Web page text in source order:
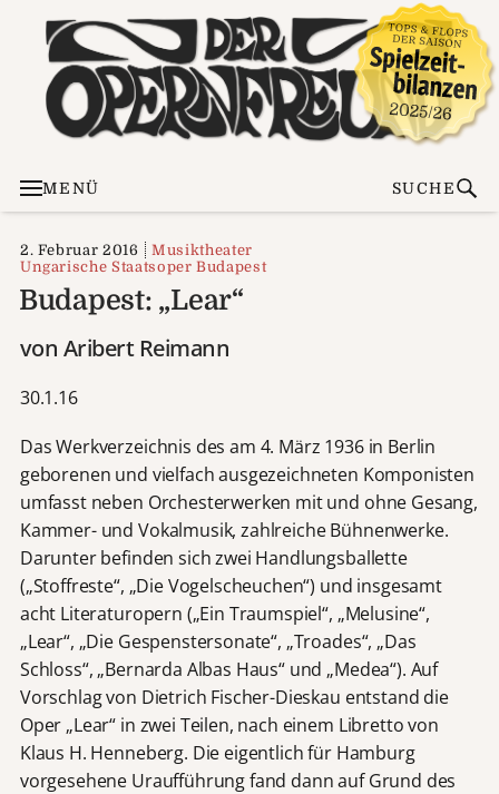
MENÜ SUCHE
2. Februar 2016
Musiktheater
Ungarische Staatsoper Budapest
Budapest: „Lear“
von Aribert Reimann
30.1.16
Das Werkverzeichnis des am 4. März 1936 in Berlin
geborenen und vielfach ausgezeichneten Komponisten
umfasst neben Orchesterwerken mit und ohne Gesang,
Kammer- und Vokalmusik, zahlreiche Bühnenwerke.
Darunter befinden sich zwei Handlungsballette
(„Stoffreste“, „Die Vogelscheuchen“) und insgesamt
acht Literaturopern („Ein Traumspiel“, „Melusine“,
„Lear“, „Die Gespenstersonate“, „Troades“, „Das
Schloss“, „Bernarda Albas Haus“ und „Medea“). Auf
Vorschlag von Dietrich Fischer-Dieskau entstand die
Oper „Lear“ in zwei Teilen, nach einem Libretto von
Klaus H. Henneberg. Die eigentlich für Hamburg
vorgesehene Uraufführung fand dann auf Grund des